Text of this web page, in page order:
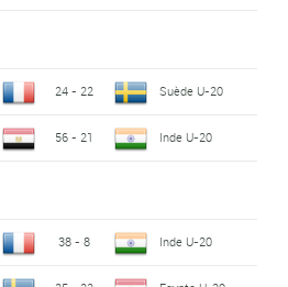
24 - 22 Suède U-20
56 - 21 Inde U-20
38 - 8 Inde U-20